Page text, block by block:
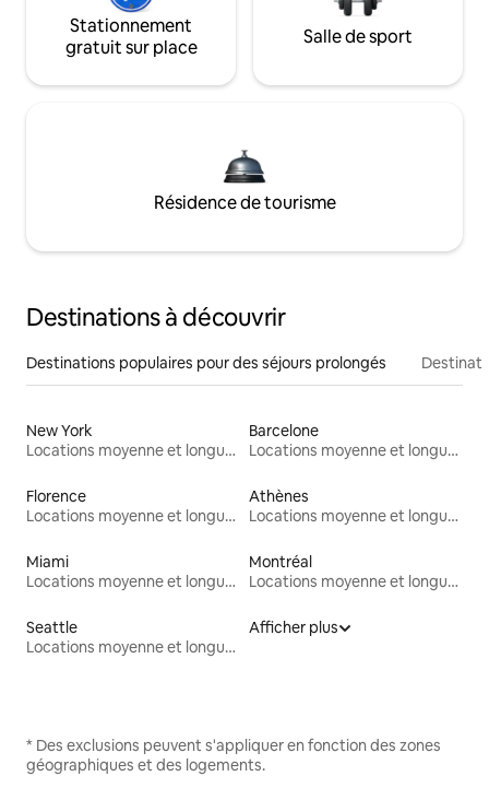
Stationnement
gratuit sur place
Salle de sport
Résidence de tourisme
Destinations à découvrir
Destinations populaires pour des séjours prolongés
New York
Locations moyenne et longue durée
Barcelone
Locations moyenne et longue durée
Florence
Locations moyenne et longue durée
Athènes
Locations moyenne et longue durée
Miami
Locations moyenne et longue durée
Montréal
Locations moyenne et longue durée
Seattle
Locations moyenne et longue durée
Afficher plus
* Des exclusions peuvent s'appliquer en fonction des zones
géographiques et des logements.